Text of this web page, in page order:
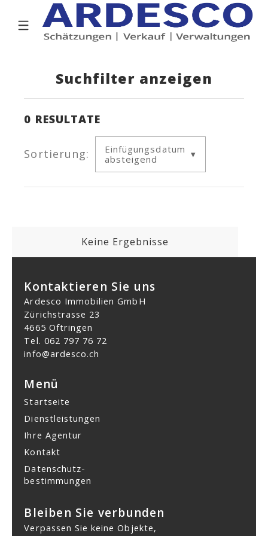
Suchfilter anzeigen
0 RESULTATE
Sortierung:
Einfügungsdatum
absteigend
Keine Ergebnisse
Kontaktieren Sie uns
Ardesco Immobilien GmbH
Zürichstrasse 23
4665 Oftringen
Tel. 062 797 76 72
info@ardesco.ch
Menü
Startseite
Dienstleistungen
Ihre Agentur
Kontakt
Datenschutz­
bestimmungen
Bleiben Sie verbunden
Verpassen Sie keine Objekte,